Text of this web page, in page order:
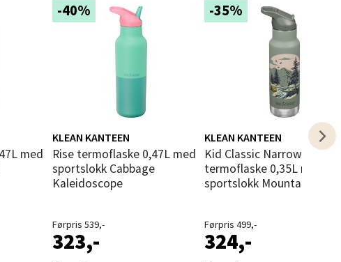
-40%
KLEAN KANTEEN
Rise termoflaske 0,47L med
sportslokk Cabbage
Kaleidoscope
Førpris 539,-
323,-
-35%
KLEAN KANTEEN
Kid Classic Narrow
termoflaske 0,35L med
sportslokk Mountain
Førpris 499,-
324,-